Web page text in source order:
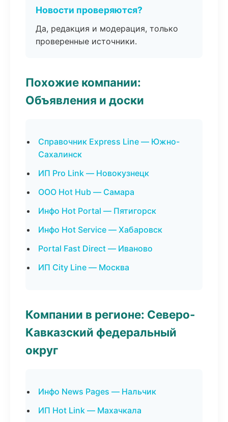
Новости проверяются?
Да, редакция и модерация, только
проверенные источники.
Похожие компании:
Объявления и доски
Справочник Express Line — Южно-
Сахалинск
ИП Pro Link — Новокузнецк
ООО Hot Hub — Самара
Инфо Hot Portal — Пятигорск
Инфо Hot Service — Хабаровск
Portal Fast Direct — Иваново
ИП City Line — Москва
Компании в регионе: Северо-
Кавказский федеральный
округ
Инфо News Pages — Нальчик
ИП Hot Link — Махачкала